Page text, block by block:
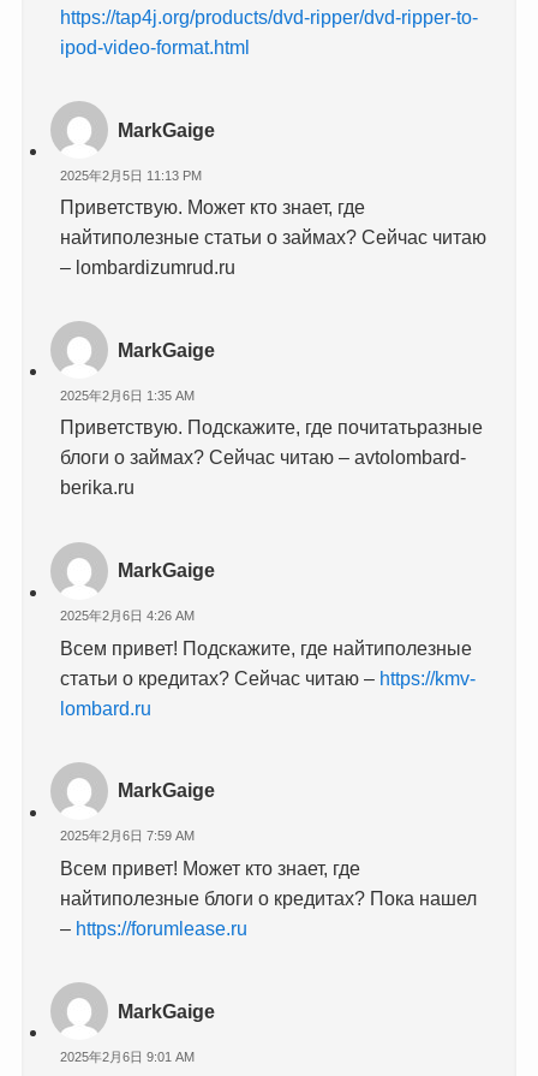
https://tap4j.org/products/dvd-ripper/dvd-ripper-to-
ipod-video-format.html
MarkGaige
2025年2月5日 11:13 PM
Приветствую. Может кто знает, где
найтиполезные статьи о займах? Сейчас читаю
– lombardizumrud.ru
MarkGaige
2025年2月6日 1:35 AM
Приветствую. Подскажите, где почитатьразные
блоги о займах? Сейчас читаю – avtolombard-
berika.ru
MarkGaige
2025年2月6日 4:26 AM
Всем привет! Подскажите, где найтиполезные
статьи о кредитах? Сейчас читаю – https://kmv-
lombard.ru
MarkGaige
2025年2月6日 7:59 AM
Всем привет! Может кто знает, где
найтиполезные блоги о кредитах? Пока нашел
– https://forumlease.ru
MarkGaige
2025年2月6日 9:01 AM